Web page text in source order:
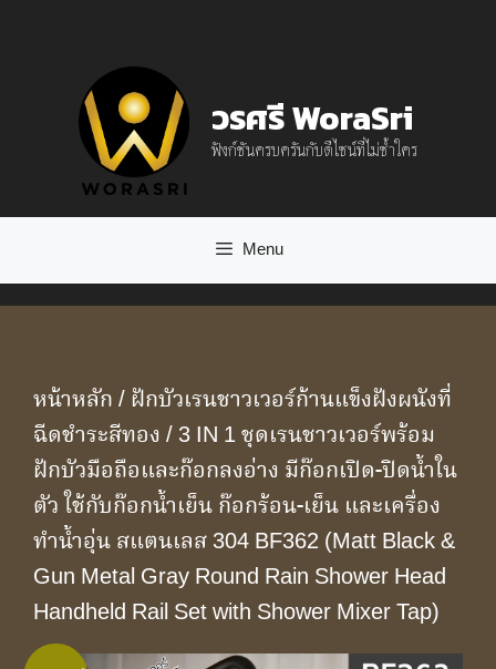
วรศรี WoraSri
ฟังก์ชันครบครันกับดีไซน์ที่ไม่ซ้ำใคร
Menu
หน้าหลัก/ ฝักบัวเรนชาวเวอร์ก้านแข็งฝังผนังที่
ฉีดชำระสีทอง / 3 IN 1 ชุดเรนชาวเวอร์พร้อม
ฝักบัวมือถือและก๊อกลงอ่าง มีก๊อกเปิด-ปิดน้ำใน
ตัว ใช้กับก๊อกน้ำเย็น ก๊อกร้อน-เย็น และเครื่อง
ทำน้ำอุ่น สแตนเลส 304 BF362 (Matt Black &
Gun Metal Gray Round Rain Shower Head
Handheld Rail Set with Shower Mixer Tap)